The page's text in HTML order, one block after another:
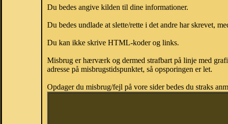
Du bedes angive kilden til dine informationer.
Du bedes undlade at slette/rette i det andre har skrevet,
Du kan ikke skrive HTML-koder og links.
Misbrug er hærværk og dermed strafbart på linje med
adresse på misbrugstidspunktet, så opsporingen er let.
Opdager du misbrug/fejl på vore sider bedes du straks